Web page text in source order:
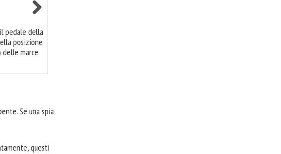
pedale della
posizione
delle marce
Se una spia
questi